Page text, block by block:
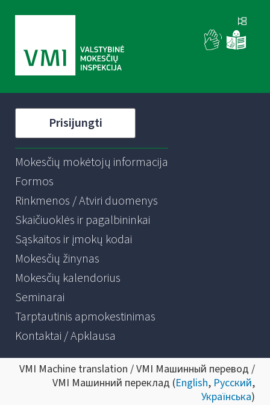
Prisijungti
Mokesčių mokėtojų informacija
Formos
Rinkmenos / Atviri duomenys
Skaičiuoklės ir pagalbininkai
Sąskaitos ir įmokų kodai
Mokesčių žinynas
Mokesčių kalendorius
Seminarai
Tarptautinis apmokestinimas
Kontaktai / Apklausa
VMI Machine translation / VMI Машинный перевод /
VMI Машинний переклад (English, Русский,
Українська)